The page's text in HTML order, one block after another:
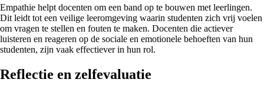
Empathie helpt docenten om een band op te bouwen met leerlingen.
Dit leidt tot een veilige leeromgeving waarin studenten zich vrij voelen
om vragen te stellen en fouten te maken. Docenten die actiever
luisteren en reageren op de sociale en emotionele behoeften van hun
studenten, zijn vaak effectiever in hun rol.
Reflectie en zelfevaluatie